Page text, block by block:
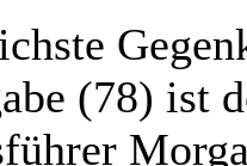
(78) ist